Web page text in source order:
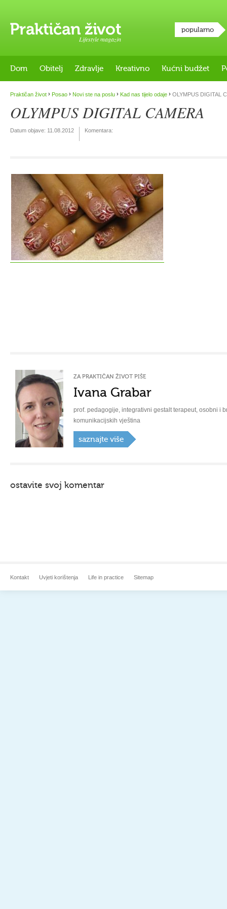
Lifestyle magazin
popularno
Dom Obitelj Zdravlje Kreativno Kućni budžet
Praktičan život › Posao › Novi ste na poslu › Kad nas tijelo odaje › OLYMPUS DIGITAL
OLYMPUS DIGITAL CAMERA
Datum objave: 11.08.2012 Komentara:
ZA PRAKTIČAN ŽIVOT PIŠE
Ivana Grabar
prof. pedagogije, integrativni gestalt terapeut, osobni i
komunikacijskih vještina
saznajte više
ostavite svoj komentar
Kontakt Uvjeti korištenja Life in practice Sitemap